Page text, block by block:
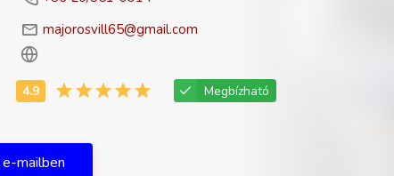
majorosvill65@gmail.com
Megbízható
mailben